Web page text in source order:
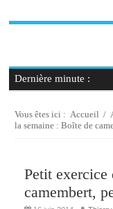
Dernière minute :
Vous êtes ici :Accueil /
la semaine : Boîte de
Petit exercice
camembert,